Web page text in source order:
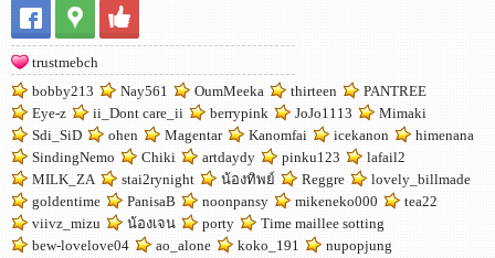
trustmebch
bobby213
Nay561 OumMeeka thirteen
PANTREE
Eye-z
ii_Dont care_ii berrypink JoJo1113
Mimaki
Sdi_SiD
ohen Magentar Kanomfai icekanon
himenana
SindingNemo
Chiki artdaydy pinku123
lafail2
MILK_ZA
stai2rynight น้องทิพย์ Reggre
lovely_billmade
goldentime
PanisaB noonpansy mikeneko000
tea22
viivz_mizu
น้องเจน porty
Time maillee sotting
bew-lovelove04
ao_alone koko_191
nupopjung